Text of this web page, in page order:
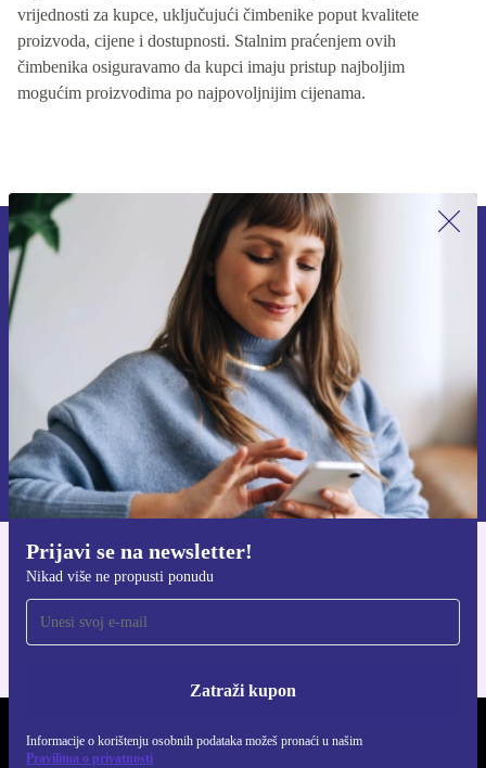
vrijednosti za kupce, uključujući čimbenike poput kvalitete
proizvoda, cijene i dostupnosti. Stalnim praćenjem ovih
čimbenika osiguravamo da kupci imaju pristup najboljim
mogućim proizvodima po najpovoljnijim cijenama.
Prijavi se na newsletter!
Nikad više ne propusti ponudu
Zatraži kupon
Informacije o korištenju osobnih podataka možeš pronaći u našim
Pravilima o privatnosti
Prijavi se na newsletter!
Nikad više ne propusti ponudu.
Zatraži kupon
Informacije o korištenju osobnih podataka možeš pronaći u našim
Pravilima privatnosti .
Preuzmi refurbed aplikaciju
REFURBED HRVATSKA - RETHINK NEW.